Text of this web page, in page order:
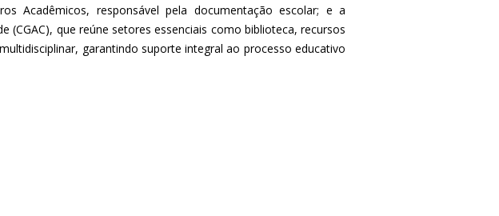
Acadêmicos, responsável pela documentação escolar; e a
(CGAC), que reúne setores essenciais como biblioteca, recursos
garantindo suporte integral ao processo educativo